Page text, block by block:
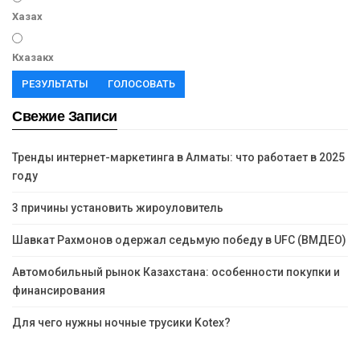
Хазах
Кхазакх
РЕЗУЛЬТАТЫ ГОЛОСОВАТЬ
Свежие Записи
Тренды интернет-маркетинга в Алматы: что работает в 2025
году
3 причины установить жироуловитель
Шавкат Рахмонов одержал седьмую победу в UFC (ВМДЕО)
Автомобильный рынок Казахстана: особенности покупки и
финансирования
Для чего нужны ночные трусики Kotex?